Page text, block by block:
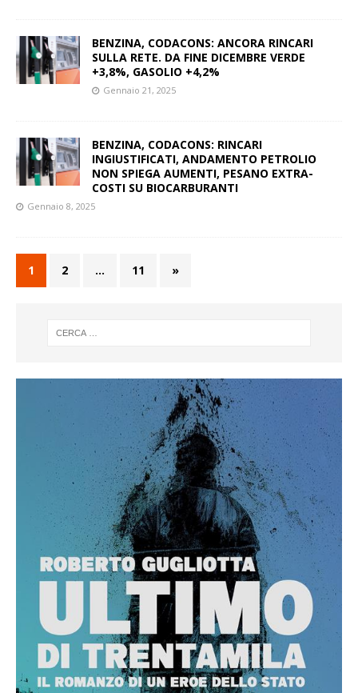
BENZINA, CODACONS: ANCORA RINCARI
SULLA RETE. DA FINE DICEMBRE VERDE
+3,8%, GASOLIO +4,2%
Gennaio 21, 2025
BENZINA, CODACONS: RINCARI
INGIUSTIFICATI, ANDAMENTO PETROLIO
NON SPIEGA AUMENTI, PESANO EXTRA-
COSTI SU BIOCARBURANTI
Gennaio 8, 2025
1 2 … 11 »